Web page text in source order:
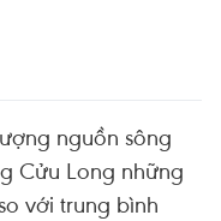
nguồn sông
Cửu Long những
với trung bình